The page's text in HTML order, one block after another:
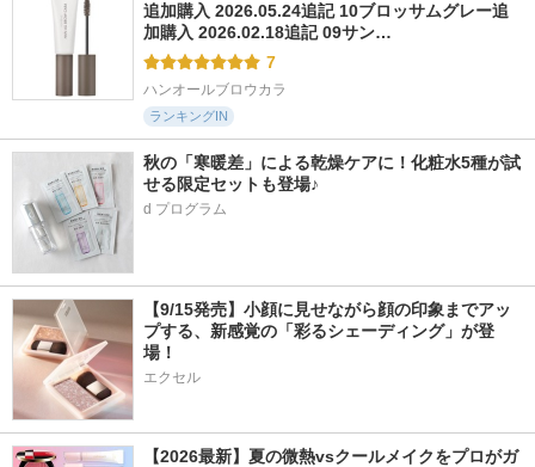
追加購入 2026.05.24追記 10ブロッサムグレー追
加購入 2026.02.18追記 09サン…
7
ハンオールブロウカラ
ランキングIN
秋の「寒暖差」による乾燥ケアに！化粧水5種が試
せる限定セットも登場♪
d プログラム
【9/15発売】小顔に見せながら顔の印象までアッ
プする、新感覚の「彩るシェーディング」が登
場！
エクセル
【2026最新】夏の微熱vsクールメイクをプロがガ